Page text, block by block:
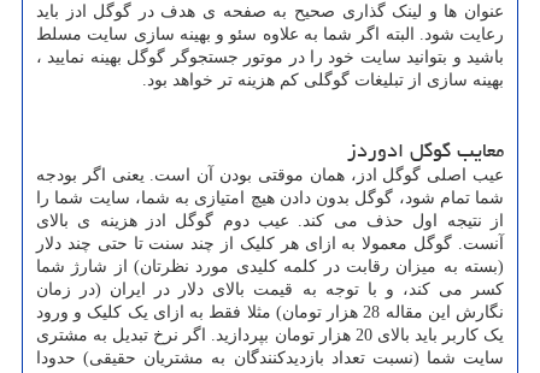
عنوان ها و لینک گذاری صحیح به صفحه ی هدف در گوگل ادز باید
رعایت شود. البته اگر شما به علاوه سئو و بهینه سازی سایت مسلط
باشید و بتوانید سایت خود را در موتور جستجوگر گوگل بهینه نمایید ،
بهینه سازی از تبلیغات گوگلی کم هزینه تر خواهد بود.
معایب گوگل ادوردز
عیب اصلی گوگل ادز، همان موقتی بودن آن است. یعنی اگر بودجه
شما تمام شود، گوگل بدون دادن هیچ امتیازی به شما، سایت شما را
از نتیجه اول حذف می کند. عیب دوم گوگل ادز هزینه ی بالای
آنست. گوگل معمولا به ازای هر کلیک از چند سنت تا حتی چند دلار
(بسته به میزان رقابت در کلمه کلیدی مورد نظرتان) از شارژ شما
کسر می کند، و با توجه به قیمت بالای دلار در ایران (در زمان
نگارش این مقاله 28 هزار تومان) مثلا فقط به ازای یک کلیک و ورود
یک کاربر باید بالای 20 هزار تومان بپردازید. اگر نرخ تبدیل به مشتری
سایت شما (نسبت تعداد بازدیدکنندگان به مشتریان حقیقی) حدودا